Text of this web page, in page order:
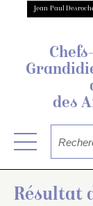
Jean-Paul
des
Résultat